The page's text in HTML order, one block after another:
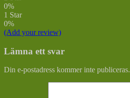
0%
1 Star
0%
(Add your review)
Lämna ett svar
Din e-postadress kommer inte publiceras.